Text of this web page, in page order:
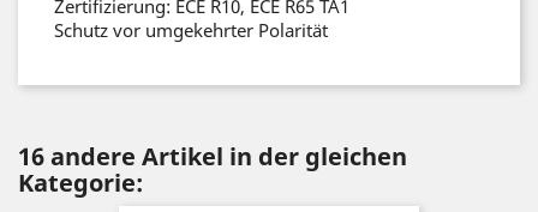
Zertifizierung: ECE R10, ECE R65 TA1
Schutz vor umgekehrter Polarität
16 andere Artikel in der gleichen
Kategorie: